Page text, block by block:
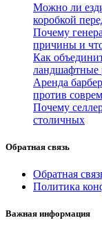
Можно ли
коробкой
Почему
причины и
Как
ландшафтные
Аренда
против
Почему
столичных
Обратная связь
Обратная
Политика
Важная информация